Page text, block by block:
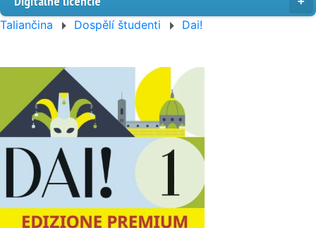
Taliančina Dospělí študenti Dai!